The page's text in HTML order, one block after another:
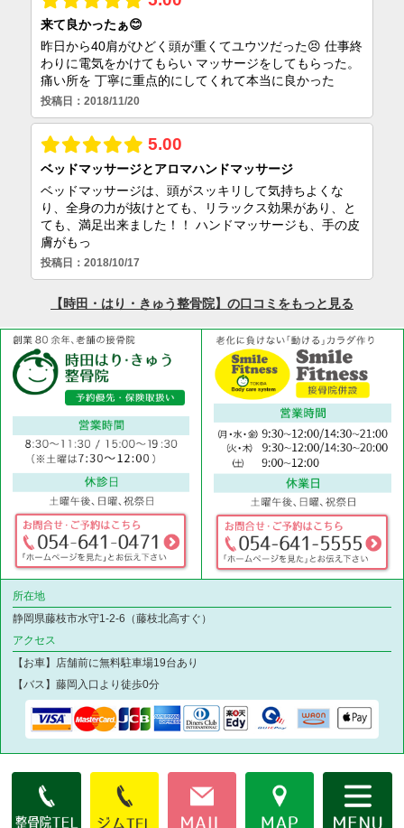
所在地
静岡県藤枝市水守1-2-6（藤枝北高すぐ）
アクセス
【お車】店舗前に無料駐車場19台あり
【バス】藤岡入口より徒歩0分